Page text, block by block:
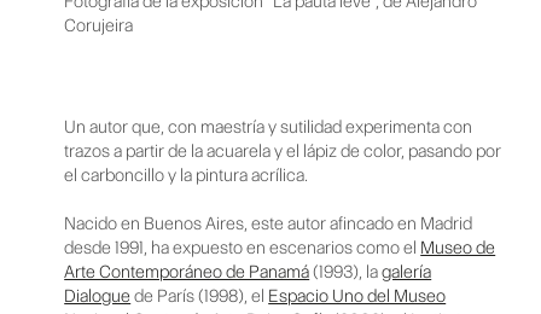
Corujeira
Un autor que, con maestría y sutilidad experimenta con
trazos a partir de la acuarela y el lápiz de color, pasando por
el carboncillo y la pintura acrílica.
Nacido en Buenos Aires, este autor afincado en Madrid
desde 1991, ha expuesto en escenarios como el Museo de
Arte Contemporáneo de Panamá(1993), lagalería
Dialogue de París (1998), el Espacio Uno del Museo